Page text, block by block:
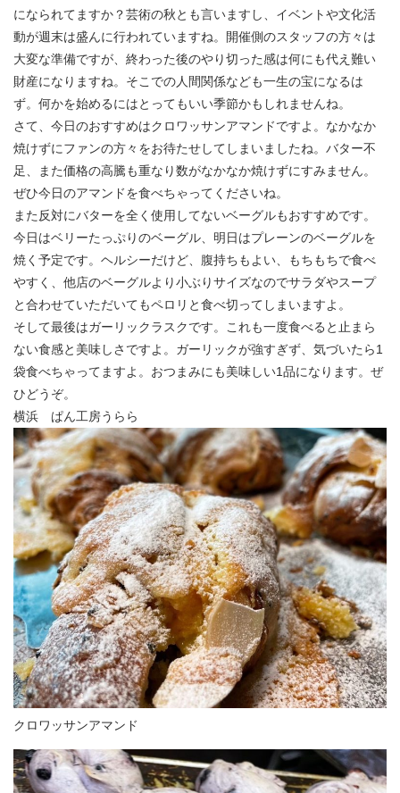
になられてますか？芸術の秋とも言いますし、イベントや文化活
動が週末は盛んに行われていますね。開催側のスタッフの方々は
大変な準備ですが、終わった後のやり切った感は何にも代え難い
財産になりますね。そこでの人間関係なども一生の宝になるは
ず。何かを始めるにはとってもいい季節かもしれませんね。
さて、今日のおすすめはクロワッサンアマンドですよ。なかなか
焼けずにファンの方々をお待たせしてしまいましたね。バター不
足、また価格の高騰も重なり数がなかなか焼けずにすみません。
ぜひ今日のアマンドを食べちゃってくださいね。
また反対にバターを全く使用してないベーグルもおすすめです。
今日はベリーたっぷりのベーグル、明日はプレーンのベーグルを
焼く予定です。ヘルシーだけど、腹持ちもよい、もちもちで食べ
やすく、他店のベーグルより小ぶりサイズなのでサラダやスープ
と合わせていただいてもペロリと食べ切ってしまいますよ。
そして最後はガーリックラスクです。これも一度食べると止まら
ない食感と美味しさですよ。ガーリックが強すぎず、気づいたら1
袋食べちゃってますよ。おつまみにも美味しい1品になります。ぜ
ひどうぞ。
横浜 ぱん工房うらら
クロワッサンアマンド